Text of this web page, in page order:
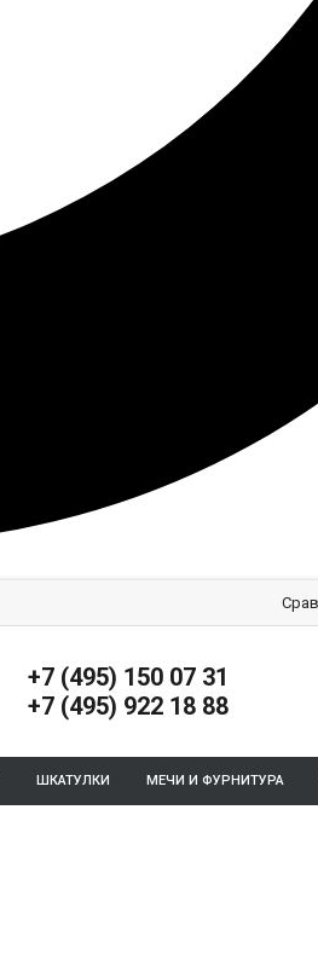
+7 (495) 150 07 31
+7 (495) 922 18 88
ШКАТУЛКИ МЕЧИ И ФУРНИТУРА